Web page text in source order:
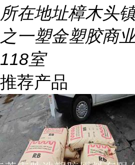
所在地址樟木头
之一塑金塑胶商
118室
推荐产品